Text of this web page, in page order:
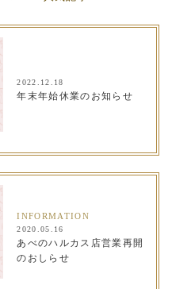
2022.12.18
年末年始休業のお知らせ
INFORMATION
2020.05.16
あべのハルカス店営業再開
のおしらせ